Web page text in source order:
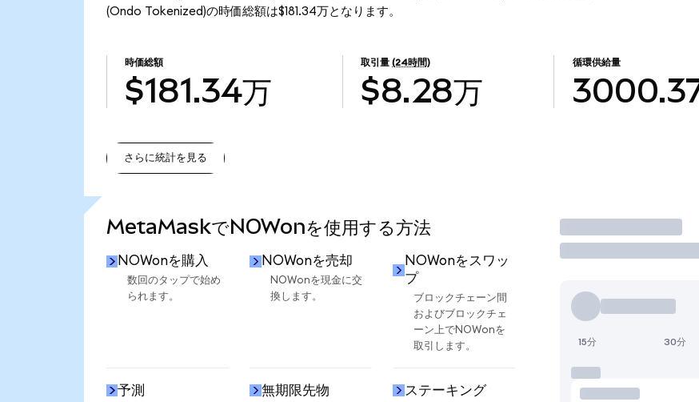
(Ondo Tokenized)の時価総額は$181.34万となります。
時価総額
$181.34万
取引量 (24時間)
$8.28万
循環供給量
さらに統計を見る
MetaMaskでNOWonを使用する方法
NOWonを購入
数回のタップで始め
られます。
NOWonを売却
NOWonを現金に交
換します。
NOWonをスワッ
プ
ブロックチェーン間
およびブロックチェ
ーン上でNOWonを
取引します。
予測 無期限先物 ステーキング
取引
15分 30分